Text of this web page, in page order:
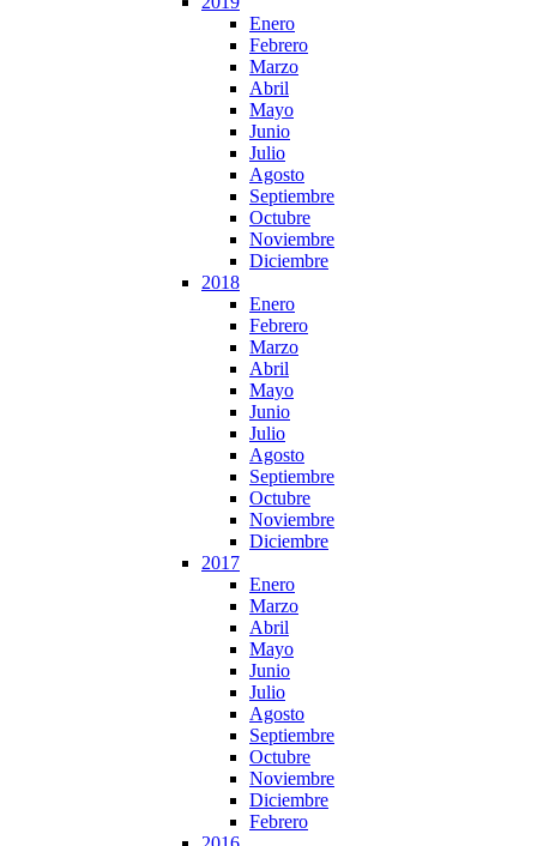
Enero
Febrero
Marzo
Abril
Mayo
Junio
Julio
Agosto
Septiembre
Octubre
Noviembre
Diciembre
2018
Enero
Febrero
Marzo
Abril
Mayo
Junio
Julio
Agosto
Septiembre
Octubre
Noviembre
Diciembre
2017
Enero
Marzo
Abril
Mayo
Junio
Julio
Agosto
Septiembre
Octubre
Noviembre
Diciembre
Febrero